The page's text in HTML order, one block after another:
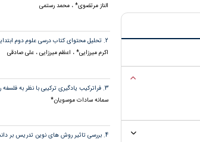
الناز مرتضوی* ، محمد رستمی
2. تحلیل محتوای کتاب درسی علوم دوم ابتدایی با تکنیک ویلیام رومی
اکرم میرزایی* ، اعظم میرزایی ، علی صادقی
3. فراترکیب یادگیری ترکیبی با نظر به فلسفه رویکرد ترکیبی در پژوهشهای داخلی
سمانه سادات موسویان*
4. بررسی تاثیر روش های نوین تدریس بر دانش آموزان مقطع ابتدایی